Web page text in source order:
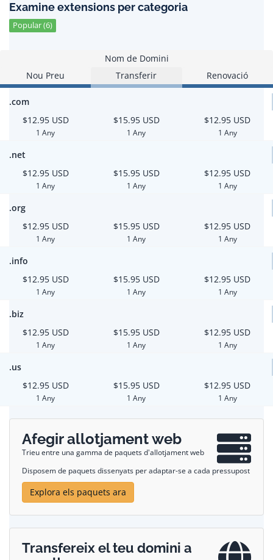
Examine extensions per categoria
Popular (6)
Nom de Domini
Nou Preu
Transferir Renovació
.com
$12.95 USD
1 Any
$15.95 USD
1 Any
$12.95 USD
1 Any
.net
$12.95 USD
1 Any
$15.95 USD
1 Any
$12.95 USD
1 Any
.org
$12.95 USD
1 Any
$15.95 USD
1 Any
$12.95 USD
1 Any
.info
$12.95 USD
1 Any
$15.95 USD
1 Any
$12.95 USD
1 Any
.biz
$12.95 USD
1 Any
$15.95 USD
1 Any
$12.95 USD
1 Any
.us
$12.95 USD
1 Any
$15.95 USD
1 Any
$12.95 USD
1 Any
Afegir allotjament web
Trieu entre una gamma de paquets d'allotjament web
Disposem de paquets dissenyats per adaptar-se a cada pressupost
Explora els paquets ara
Transfereix el teu domini a